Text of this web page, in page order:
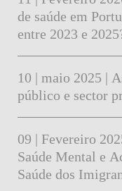
de saúde em
entre 2023 e
10 | maio 2025 |
público e sector
09 | Fevereiro 2025 | Além-Fronteiras:
Saúde Mental e
Saúde dos